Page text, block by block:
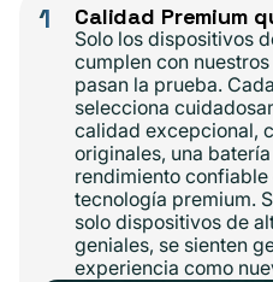
1 Calidad Premium
Solo los dispositivos
cumplen con
pasan la prueba.
selecciona
calidad excepcional,
originales, una
rendimiento confiable
tecnología premium.
solo dispositivos de
geniales, se sienten
experiencia como